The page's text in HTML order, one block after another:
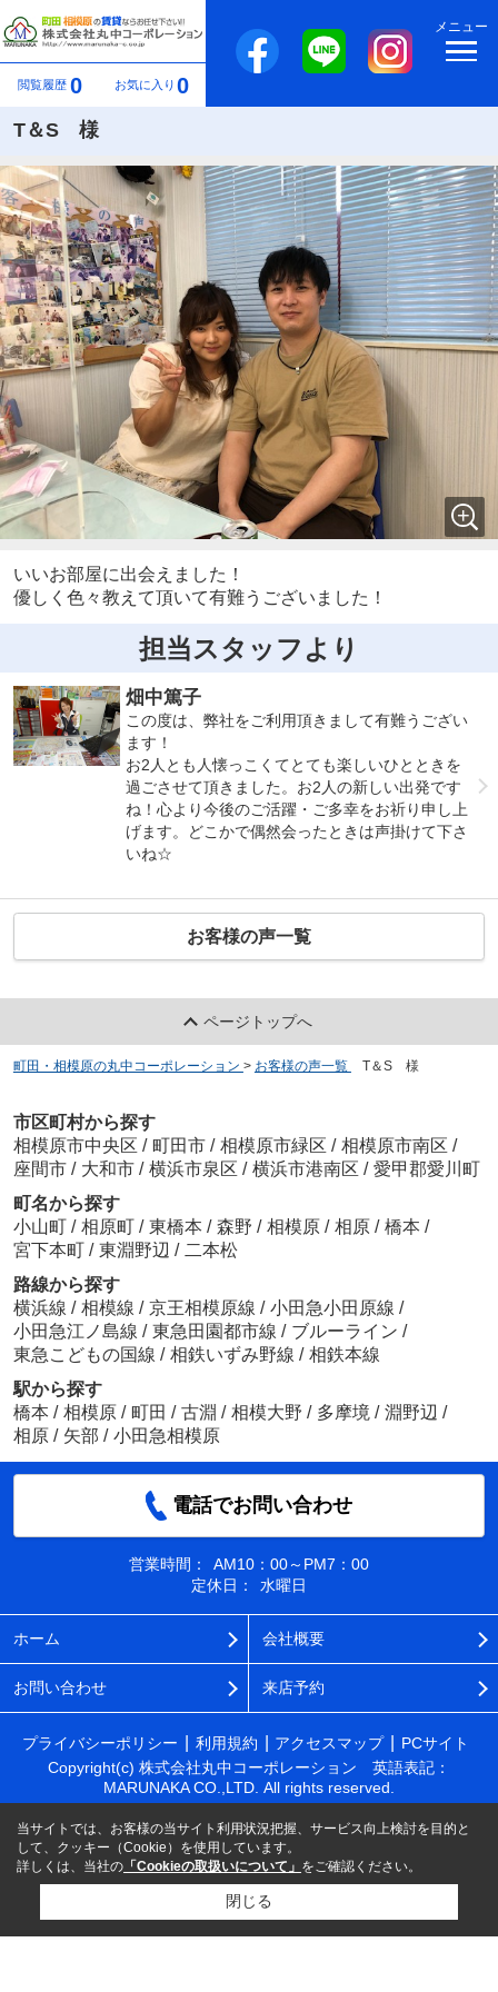
閲覧履歴 0 お気に入り 0
メニュー
T＆S 様
いいお部屋に出会えました！
優しく色々教えて頂いて有難うございました！
担当スタッフより
畑中篤子
この度は、弊社をご利用頂きまして有難うござい
ます！
お2人とも人懐っこくてとても楽しいひとときを
過ごさせて頂きました。お2人の新しい出発です
ね！心より今後のご活躍・ご多幸をお祈り申し上
げます。どこかで偶然会ったときは声掛けて下さ
いね☆
お客様の声一覧
ページトップへ
町田・相模原の丸中コーポレーション > お客様の声一覧 T＆S 様
市区町村から探す
相模原市中央区 / 町田市 / 相模原市緑区 / 相模原市南区 /
座間市 / 大和市 / 横浜市泉区 / 横浜市港南区 / 愛甲郡愛川町
町名から探す
小山町 / 相原町 / 東橋本 / 森野 / 相模原 / 相原 / 橋本 /
宮下本町 / 東淵野辺 / 二本松
路線から探す
横浜線 / 相模線 / 京王相模原線 / 小田急小田原線 /
小田急江ノ島線 / 東急田園都市線 / ブルーライン /
東急こどもの国線 / 相鉄いずみ野線 / 相鉄本線
駅から探す
橋本 / 相模原 / 町田 / 古淵 / 相模大野 / 多摩境 / 淵野辺 /
相原 / 矢部 / 小田急相模原
電話でお問い合わせ
営業時間：
AM10：00～PM7：00
定休日：
水曜日
ホーム 会社概要
お問い合わせ 来店予約
プライバシーポリシー 利用規約 アクセスマップ
PCサイト
Copyright(c) 株式会社丸中コーポレーション 英語表記：
MARUNAKA CO.,LTD. All rights reserved.
当サイトでは、お客様の当サイト利用状況把握、サービス向上検討を目的と
して、クッキー（Cookie）を使用しています。
詳しくは、当社の 「Cookieの取扱いについて」 をご確認ください。
閉じる